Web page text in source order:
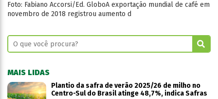
Foto: Fabiano Accorsi/Ed. GloboA exportação mundial de café em
novembro de 2018 registrou aumento d
MAIS LIDAS
Plantio da safra de verão 2025/26 de milho no
Centro-Sul do Brasil atinge 48,7%, indica Safras